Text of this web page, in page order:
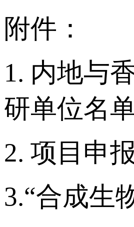
附件：
1. 内地与
研单位名
2. 项目申
3.“合成生